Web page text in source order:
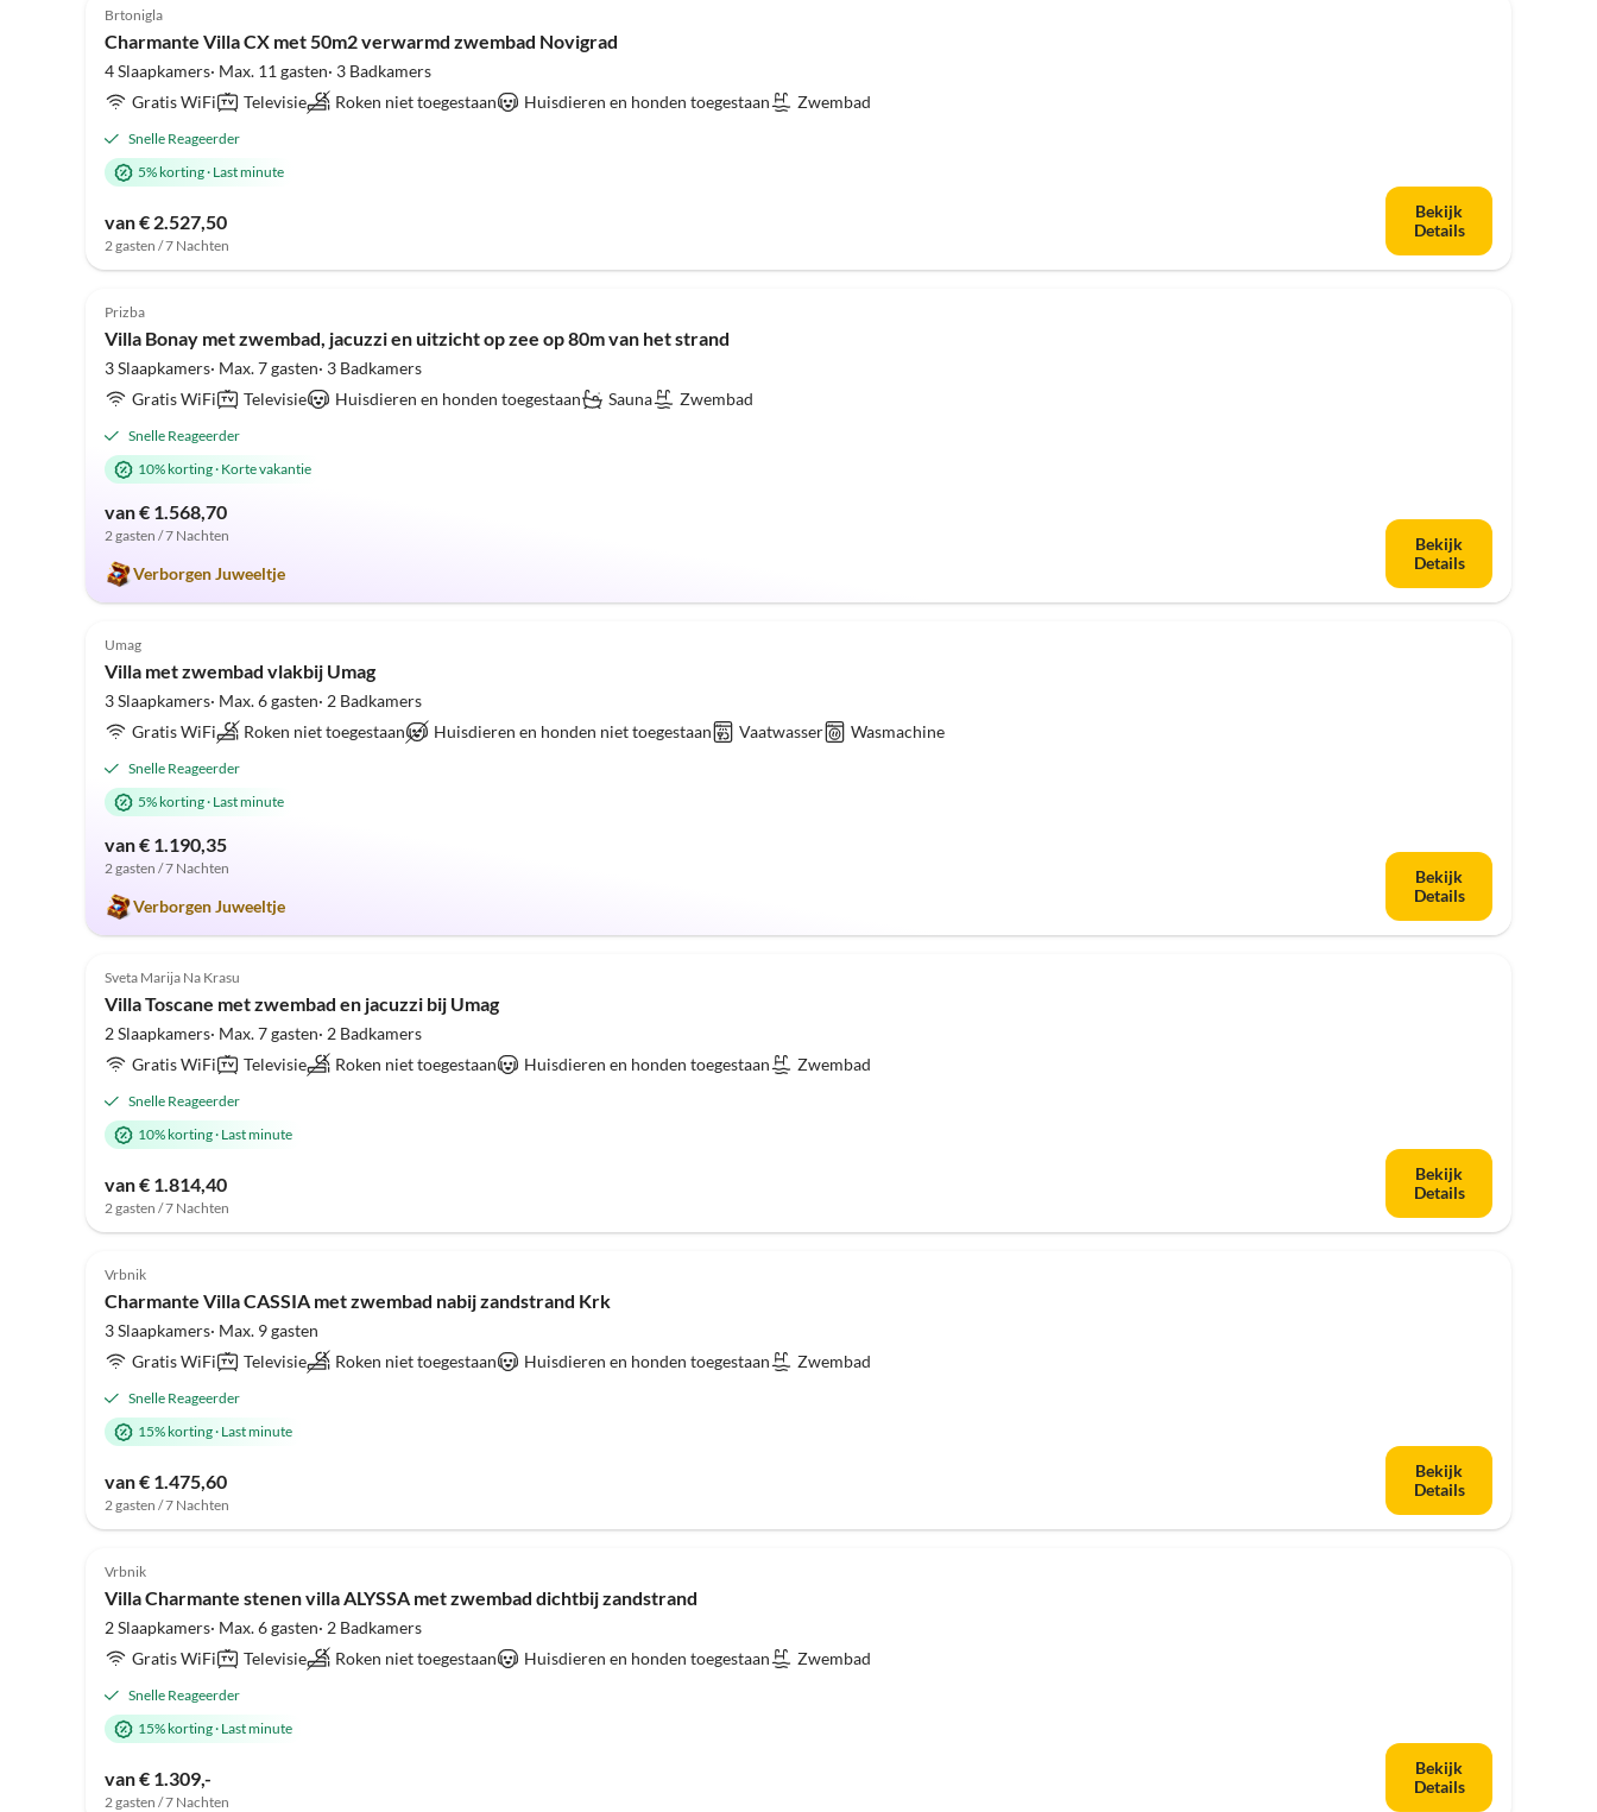
Brtonigla
Charmante Villa CX met 50m2 verwarmd zwembad Novigrad
4 Slaapkamers· Max. 11 gasten· 3 Badkamers
Gratis WiFi
Televisie Roken niet toegestaan Huisdieren en honden toegestaan Zwembad
Snelle Reageerder
5% korting· Last minute
van € 2.527,50
2 gasten / 7 Nachten
Bekijk
Details
5.0 (1)
Prizba
Villa Bonay met zwembad, jacuzzi en uitzicht op zee op 80m van het strand
3 Slaapkamers· Max. 7 gasten· 3 Badkamers
Gratis WiFi
Televisie Huisdieren en honden toegestaan Sauna Zwembad
Snelle Reageerder
10% korting· Korte vakantie
van € 1.568,70
2 gasten / 7 Nachten
Verborgen Juweeltje
Bekijk
Details
5.0 (1)
Umag
Villa met zwembad vlakbij Umag
3 Slaapkamers· Max. 6 gasten· 2 Badkamers
Gratis WiFi
Roken niet toegestaan Huisdieren en honden niet toegestaan Vaatwasser Wasmachine
Snelle Reageerder
5% korting· Last minute
van € 1.190,35
2 gasten / 7 Nachten
Verborgen Juweeltje
Bekijk
Details
Sveta Marija Na Krasu
Villa Toscane met zwembad en jacuzzi bij Umag
2 Slaapkamers· Max. 7 gasten· 2 Badkamers
Gratis WiFi
Televisie Roken niet toegestaan Huisdieren en honden toegestaan Zwembad
Snelle Reageerder
10% korting· Last minute
van € 1.814,40
2 gasten / 7 Nachten
Bekijk
Details
Vrbnik
Charmante Villa CASSIA met zwembad nabij zandstrand Krk
3 Slaapkamers· Max. 9 gasten
Gratis WiFi
Televisie Roken niet toegestaan Huisdieren en honden toegestaan Zwembad
Snelle Reageerder
15% korting· Last minute
van € 1.475,60
2 gasten / 7 Nachten
Bekijk
Details
Vrbnik
Villa Charmante stenen villa ALYSSA met zwembad dichtbij zandstrand
2 Slaapkamers· Max. 6 gasten· 2 Badkamers
Gratis WiFi
Televisie Roken niet toegestaan Huisdieren en honden toegestaan Zwembad
Snelle Reageerder
15% korting· Last minute
van € 1.309,-
2 gasten / 7 Nachten
Bekijk
Details